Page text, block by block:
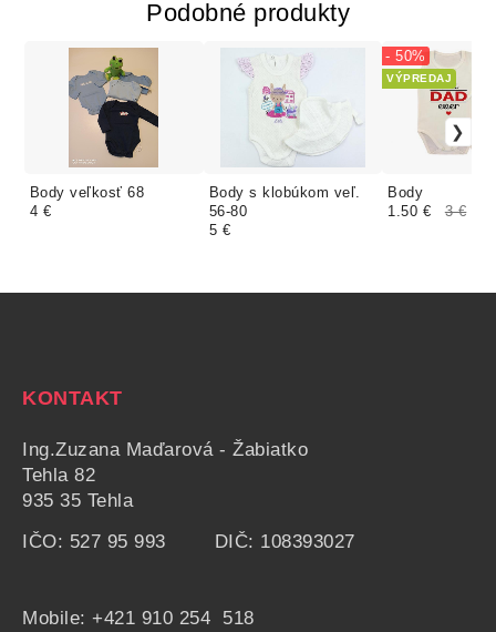
Podobné produkty
Body veľkosť 68
4 €
Body s klobúkom veľ.
56-80
5 €
Body
VÝPREDAJ
- 50%
1.50 € 3 €
KONTAKT
Ing.Zuzana Maďarová - Žabiatko
Tehla 82
935 35 Tehla
IČO: 527 95 993 DIČ: 108393027
Mobile: +421 910 254 518